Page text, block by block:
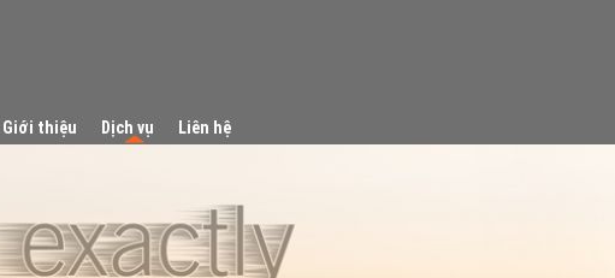
Giới thiệu Dịch vụ Liên hệ